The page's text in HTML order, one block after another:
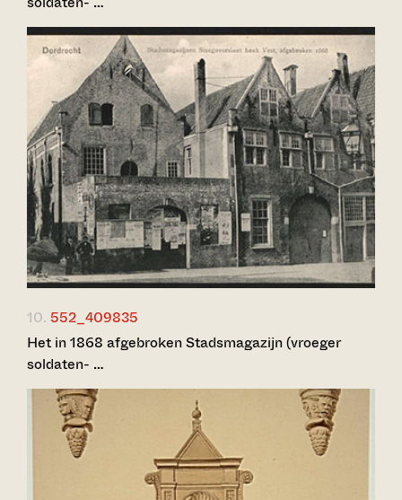
10. 552_409835
Het in 1868 afgebroken Stadsmagazijn (vroeger
soldaten- …